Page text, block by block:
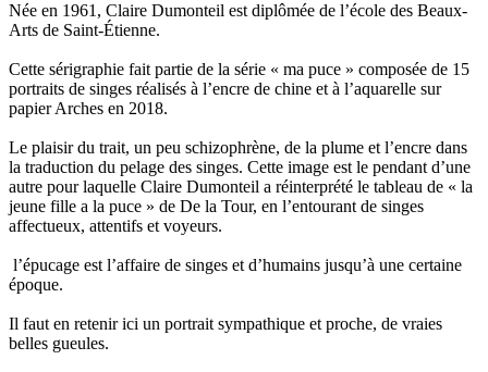
Née en 1961, Claire Dumonteil est diplômée de l’école des Beaux-
Arts de Saint-Étienne.
Cette sérigraphie fait partie de la série « ma puce » composée de 15
portraits de singes réalisés à l’encre de chine et à l’aquarelle sur
papier Arches en 2018.
Le plaisir du trait, un peu schizophrène, de la plume et l’encre dans
la traduction du pelage des singes. Cette image est le pendant d’une
autre pour laquelle Claire Dumonteil a réinterprété le tableau de « la
jeune fille a la puce » de De la Tour, en l’entourant de singes
affectueux, attentifs et voyeurs.
l’épucage est l’affaire de singes et d’humains jusqu’à une certaine
époque.
Il faut en retenir ici un portrait sympathique et proche, de vraies
belles gueules.